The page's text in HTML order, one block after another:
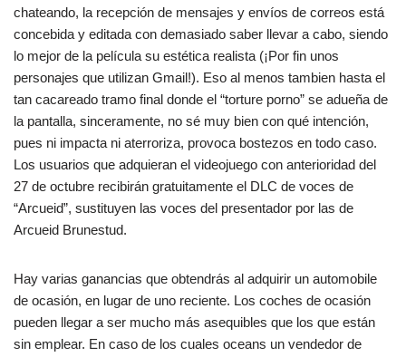
chateando, la recepción de mensajes y envíos de correos está
concebida y editada con demasiado saber llevar a cabo, siendo
lo mejor de la película su estética realista (¡Por fin unos
personajes que utilizan Gmail!). Eso al menos tambien hasta el
tan cacareado tramo final donde el “torture porno” se adueña de
la pantalla, sinceramente, no sé muy bien con qué intención,
pues ni impacta ni aterroriza, provoca bostezos en todo caso.
Los usuarios que adquieran el videojuego con anterioridad del
27 de octubre recibirán gratuitamente el DLC de voces de
“Arcueid”, sustituyen las voces del presentador por las de
Arcueid Brunestud.
Hay varias ganancias que obtendrás al adquirir un automobile
de ocasión, en lugar de uno reciente. Los coches de ocasión
pueden llegar a ser mucho más asequibles que los que están
sin emplear. En caso de los cuales oceans un vendedor de